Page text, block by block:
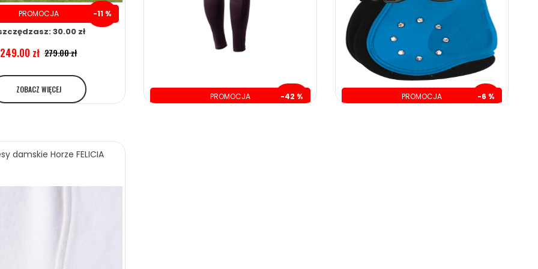
PROMOCJA -11 %
30.00 zł
249.00 zł 279.00 zł
ZOBACZ WIĘCEJ
PROMOCJA -42 % PROMOCJA -6 %
damskie Horze FELICIA